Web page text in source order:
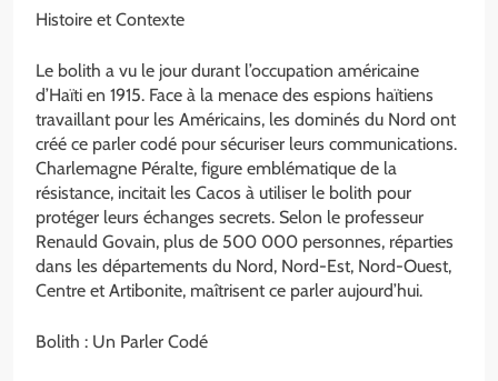
Histoire et Contexte
Le bolith a vu le jour durant l’occupation américaine
d’Haïti en 1915. Face à la menace des espions haïtiens
travaillant pour les Américains, les dominés du Nord ont
créé ce parler codé pour sécuriser leurs communications.
Charlemagne Péralte, figure emblématique de la
résistance, incitait les Cacos à utiliser le bolith pour
protéger leurs échanges secrets. Selon le professeur
Renauld Govain, plus de 500 000 personnes, réparties
dans les départements du Nord, Nord-Est, Nord-Ouest,
Centre et Artibonite, maîtrisent ce parler aujourd’hui.
Bolith : Un Parler Codé